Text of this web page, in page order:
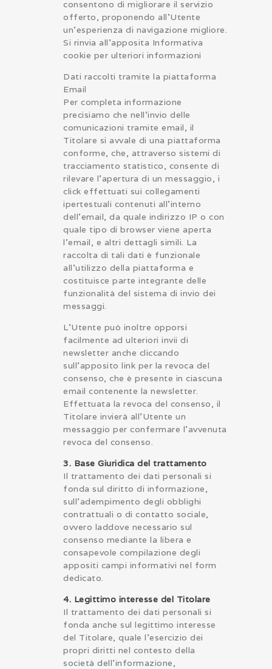
consentono di migliorare il servizio
offerto, proponendo all’Utente
un’esperienza di navigazione migliore.
Si rinvia all’apposita Informativa
cookie per ulteriori informazioni
Dati raccolti tramite la piattaforma
Email
Per completa informazione
precisiamo che nell’invio delle
comunicazioni tramite email, il
Titolare si avvale di una piattaforma
conforme, che, attraverso sistemi di
tracciamento statistico, consente di
rilevare l’apertura di un messaggio, i
click effettuati sui collegamenti
ipertestuali contenuti all’interno
dell’email, da quale indirizzo IP o con
quale tipo di browser viene aperta
l’email, e altri dettagli simili. La
raccolta di tali dati è funzionale
all’utilizzo della piattaforma e
costituisce parte integrante delle
funzionalità del sistema di invio dei
messaggi.
L’Utente può inoltre opporsi
facilmente ad ulteriori invii di
newsletter anche cliccando
sull’apposito link per la revoca del
consenso, che è presente in ciascuna
email contenente la newsletter.
Effettuata la revoca del consenso, il
Titolare invierà all’Utente un
messaggio per confermare l’avvenuta
revoca del consenso.
3. Base Giuridica del trattamento
Il trattamento dei dati personali si
fonda sul diritto di informazione,
sull’adempimento degli obblighi
contrattuali o di contatto sociale,
ovvero laddove necessario sul
consenso mediante la libera e
consapevole compilazione degli
appositi campi informativi nel form
dedicato.
4. Legittimo interesse del Titolare
Il trattamento dei dati personali si
fonda anche sul legittimo interesse
del Titolare, quale l’esercizio dei
propri diritti nel contesto della
società dell’informazione,